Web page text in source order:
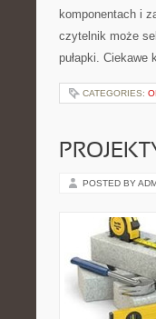
komponentach i
czytelnik może
pułapki.
CATEGORIES:
POSTED BY